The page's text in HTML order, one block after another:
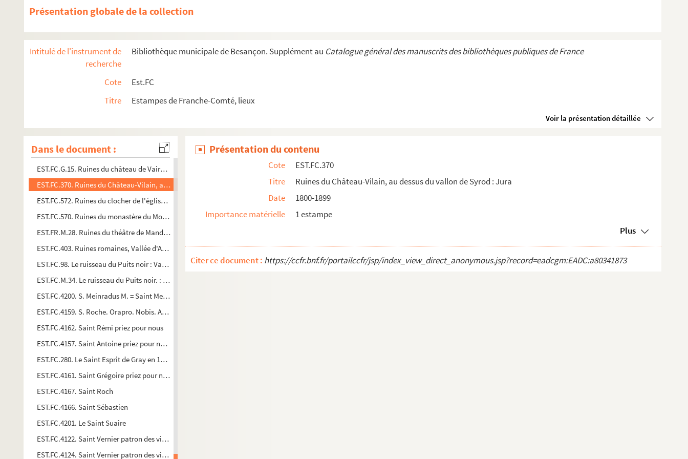
Présentation globale de la collection
Intitulé de l'instrument de
recherche
Bibliothèque municipale de Besançon. Supplément au Catalogue général des manuscrits des bibliothèques publiques de France
Cote
Est.FC
Titre
Estampes de Franche-Comté, lieux
Voir la présentation détaillée
Dans le document :
EST.FC.G.10. Ruines du château de Montferrand : Franche-Comté
EST.FC.146. Ruines du Château de Neufchâtel (Bourgogne)
EST.FC.318. Ruines du Château de Passavant : Franche-Comté
EST.FC.333. Ruines du Château de Rupt : Franche-Comté
EST.FC.206. Ruines du château de Scey
EST.FC.222. Ruines du château de Vaire : Franche-Comté
EST.FC.G.15. Ruines du château de Vaire : Franche-Comté
EST.FC.370. Ruines du Château-Vilain, au dessus du vallon de Syrod : Jura
EST.FC.572. Ruines du clocher de l'église de Mont-Roland : Franche-Comté
EST.FC.570. Ruines du monastère du Mont-Roland (Jura) 1827
EST.FR.M.28. Ruines du théâtre de Mandeure
EST.FC.403. Ruines romaines, Vallée d'Antre : Franche-Comté
EST.FC.98. Le ruisseau du Puits noir : Vallée de la Loue
EST.FC.M.34. Le ruisseau du Puits noir. : Vallée de la Loue / Exposition universelle de 1855
EST.FC.4200. S. Meinradus M. = Saint Meinrad martyr Abbild der neüerbauten H. Kapelle der Einsiedl. Gnaden Mutter...
EST.FC.4159. S. Roche. Orapro. Nobis. A. Lonslesaulnier
EST.FC.4162. Saint Rémi priez pour nous
EST.FC.4157. Saint Antoine priez pour nous
EST.FC.280. Le Saint Esprit de Gray en 1630 (d'après un croquis du temps) : le logement du recteur, le logement ...
EST.FC.4161. Saint Grégoire priez pour nous
EST.FC.4167. Saint Roch
EST.FC.4166. Saint Sébastien
EST.FC.4201. Le Saint Suaire
EST.FC.4122. Saint Vernier patron des vignerons d'Ornans
EST.FC.4124. Saint Vernier patron des vignerons d'Ornans
Présentation du contenu
Cote
EST.FC.370
Titre
Ruines du Château-Vilain, au dessus du vallon de Syrod : Jura
Date
1800-1899
Importance matérielle
1 estampe
Plus
Citer ce document : https://ccfr.bnf.fr/portailccfr/jsp/index_view_direct_anonymous.jsp?record=eadcgm:EADC:a80341873